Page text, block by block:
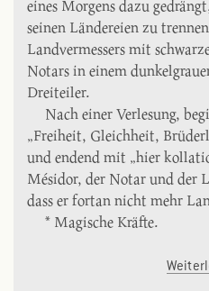
eines Morgens dazu
seinen Ländereien zu
Landvermessers mit
Notars in einem
Dreiteiler.
Nach einer Verlesung,
„Freiheit, Gleichheit,
und endend mit „hier
Mésidor, der Notar und der
dass er fortan nicht mehr
* Magische Kräfte.